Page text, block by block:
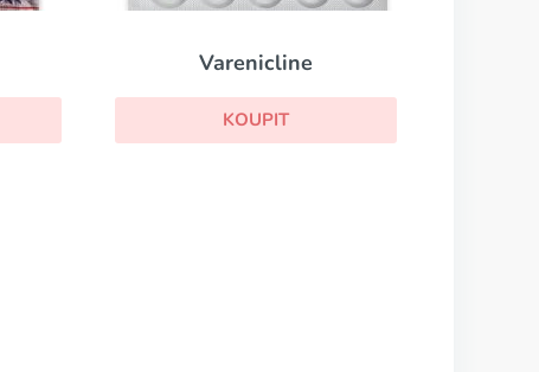
Varenicline
KOUPIT